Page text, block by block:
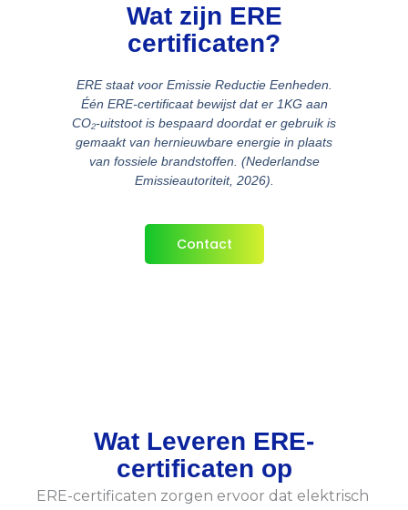
Wat zijn ERE
certificaten?
ERE staat voor Emissie Reductie Eenheden
Één ERE-certificaat bewijst dat er 1KG aan
CO₂-uitstoot is bespaard doordat er gebruik is
gemaakt van hernieuwbare energie in plaats
van fossiele brandstoffen. (Nederlandse
Emissieautoriteit, 2026).
Contact
Wat Leveren ERE-
certificaten op
ERE-certificaten zorgen ervoor dat elektrisch